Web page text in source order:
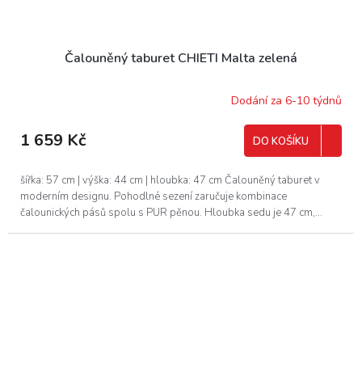
Čalouněný taburet CHIETI Malta zelená
Dodání za 6-10 týdnů
1 659 Kč DO KOŠÍKU
šířka: 57 cm | výška: 44 cm | hloubka: 47 cm Čalouněný taburet v
moderním designu. Pohodlné sezení zaručuje kombinace
čalounických pásů spolu s PUR pěnou. Hloubka sedu je 47 cm,...